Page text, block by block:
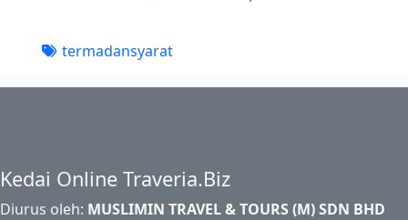
termadansyarat
Kedai Online Traveria.Biz
Diurus oleh: MUSLIMIN TRAVEL & TOURS (M) SDN BHD